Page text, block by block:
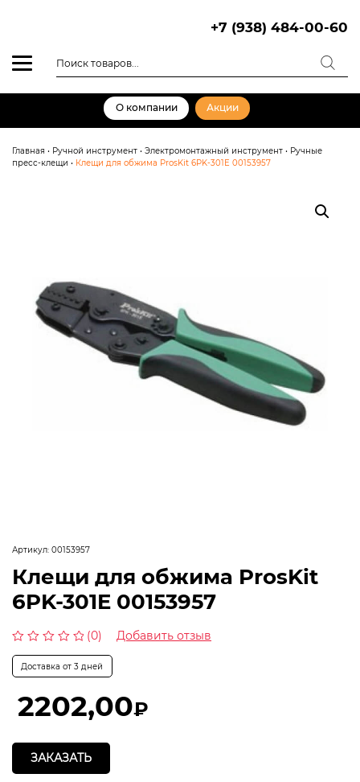
+7 (938) 484-00-60
товаров
О компании Акции
Главная • Ручной инструмент • Электромонтажный инструмент • Ручные
пресс-клещи • Клещи для обжима ProsKit 6PK-301E 00153957
Артикул: 00153957
Клещи для обжима ProsKit
6PK-301E 00153957
из
(0) Добавить отзыв
Доставка от 3 дней
2202,00₽
ЗАКАЗАТЬ